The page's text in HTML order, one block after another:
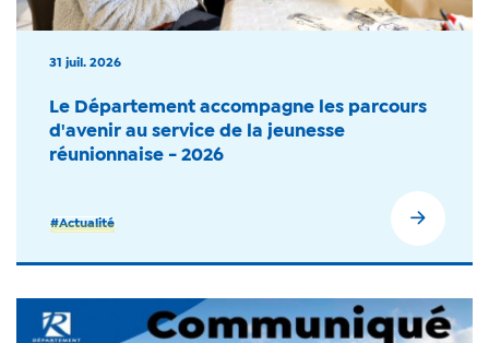
31 juil. 2026
Le Département accompagne les parcours
d'avenir au service de la jeunesse
réunionnaise - 2026
#Actualité